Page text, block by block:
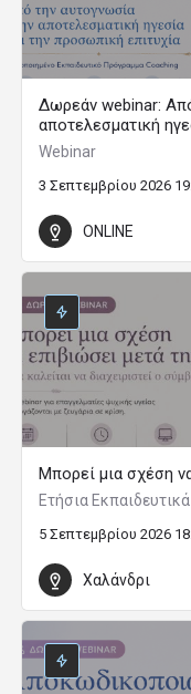
Δωρεάν webinar:
αποτελεσματική
Webinar
3 Σεπτεμβρίου 2026
ONLINE
Μπορεί μια σχέση
Ετήσια
5 Σεπτεμβρίου 2026
Χαλάνδρι